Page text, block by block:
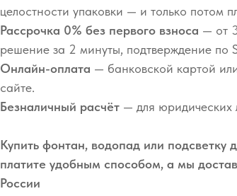
целостности упаковки — и только потом
Рассрочка 0% без первого взноса — от
решение за 2 минуты, подтверждение по
Онлайн-оплата — банковской картой
сайте.
Безналичный расчёт — для юридических
Купить фонтан, водопад или подсветку
платите удобным способом, а мы
России